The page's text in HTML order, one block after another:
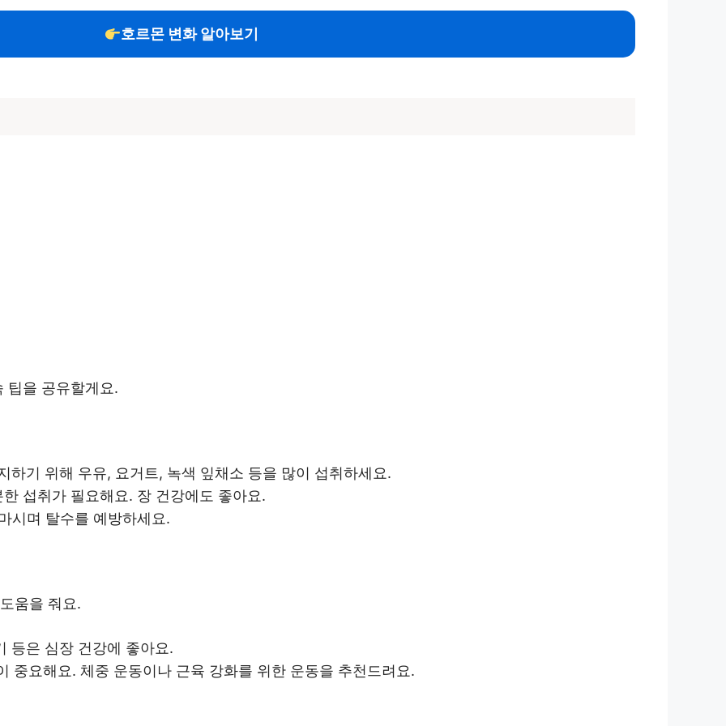
호르몬 변화 알아보기
팁을 공유할게요.
하기 위해 우유, 요거트, 녹색 잎채소 등을 많이 섭취하세요.
섭취가 필요해요. 장 건강에도 좋아요.
시며 탈수를 예방하세요.
움을 줘요.
등은 심장 건강에 좋아요.
중요해요. 체중 운동이나 근육 강화를 위한 운동을 추천드려요.